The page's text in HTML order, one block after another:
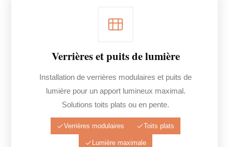
Verrières et puits de lumière
Installation de verrières modulaires et puits de
lumière pour un apport lumineux maximal.
Solutions toits plats ou en pente.
Verrières modulaires Toits plats
Lumière maximale